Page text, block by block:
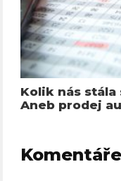
Kolik nás stála
Aneb prodej
Komentáře